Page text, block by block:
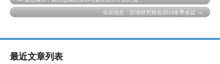
会议信息：区域研究协会2016冬季会议
最近文章列表